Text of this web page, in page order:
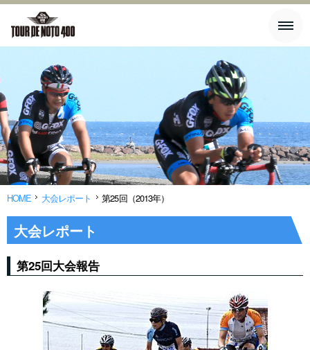
HOME 大会レポート 第25回（2013年）
大会レポート
第25回大会報告